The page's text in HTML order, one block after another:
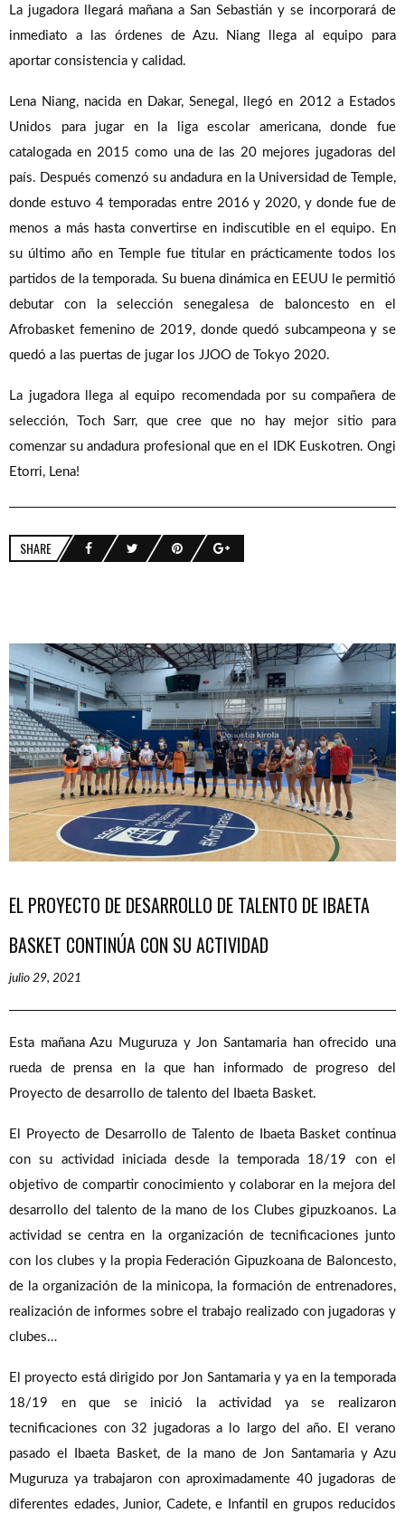
La jugadora llegará mañana a San Sebastián y se incorporará de
inmediato a las órdenes de Azu. Niang llega al equipo para
aportar consistencia y calidad.
Lena Niang, nacida en Dakar, Senegal, llegó en 2012 a Estados
Unidos para jugar en la liga escolar americana, donde fue
catalogada en 2015 como una de las 20 mejores jugadoras del
país. Después comenzó su andadura en la Universidad de Temple,
donde estuvo 4 temporadas entre 2016 y 2020, y donde fue de
menos a más hasta convertirse en indiscutible en el equipo. En
su último año en Temple fue titular en prácticamente todos los
partidos de la temporada. Su buena dinámica en EEUU le permitió
debutar con la selección senegalesa de baloncesto en el
Afrobasket femenino de 2019, donde quedó subcampeona y se
quedó a las puertas de jugar los JJOO de Tokyo 2020.
La jugadora llega al equipo recomendada por su compañera de
selección, Toch Sarr, que cree que no hay mejor sitio para
comenzar su andadura profesional que en el IDK Euskotren. Ongi
Etorri, Lena!
SHARE
EL PROYECTO DE DESARROLLO DE TALENTO DE IBAETA
BASKET CONTINÚA CON SU ACTIVIDAD
julio 29, 2021
Esta mañana Azu Muguruza y Jon Santamaria han ofrecido una
rueda de prensa en la que han informado de progreso del
Proyecto de desarrollo de talento del Ibaeta Basket.
El Proyecto de Desarrollo de Talento de Ibaeta Basket continua
con su actividad iniciada desde la temporada 18/19 con el
objetivo de compartir conocimiento y colaborar en la mejora del
desarrollo del talento de la mano de los Clubes gipuzkoanos. La
actividad se centra en la organización de tecnificaciones junto
con los clubes y la propia Federación Gipuzkoana de Baloncesto,
de la organización de la minicopa, la formación de entrenadores,
realización de informes sobre el trabajo realizado con jugadoras y
clubes…
El proyecto está dirigido por Jon Santamaria y ya en la temporada
18/19 en que se inició la actividad ya se realizaron
tecnificaciones con 32 jugadoras a lo largo del año. El verano
pasado el Ibaeta Basket, de la mano de Jon Santamaria y Azu
Muguruza ya trabajaron con aproximadamente 40 jugadoras de
diferentes edades, Junior, Cadete, e Infantil en grupos reducidos